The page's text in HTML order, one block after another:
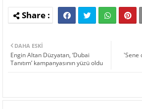
'Sene
DAHA ESKI
Engin Altan Düzyatan, ‘Dubai
Tanıtım’ kampanyasının yüzü oldu